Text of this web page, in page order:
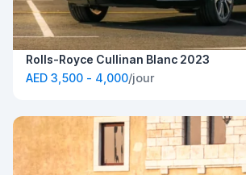
Rolls-Royce Cullinan Blanc 2023
AED 3,500 - 4,000/jour